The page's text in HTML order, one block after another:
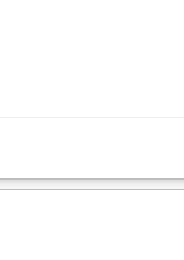
celów sprzedażowych